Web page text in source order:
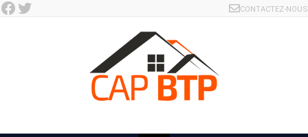
Skip
Facebook Twitter CONTACTEZ-NOUS